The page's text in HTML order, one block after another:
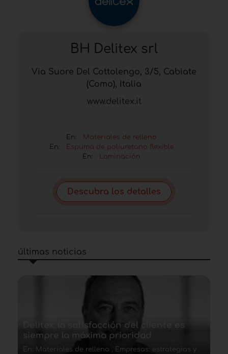
BH Delitex srl
Via Suore Del Cottolengo, 3/5, Cabiate
(Como), Italia
www.delitex.it
En:
Materiales de relleno
En:
Espuma de poliuretano flexible
En:
Laminación
Descubra los detalles
últimas noticias
Delitex: la satisfacción del cliente es
siempre la máxima prioridad
En: Materiales de relleno , Empresas: estrategias y